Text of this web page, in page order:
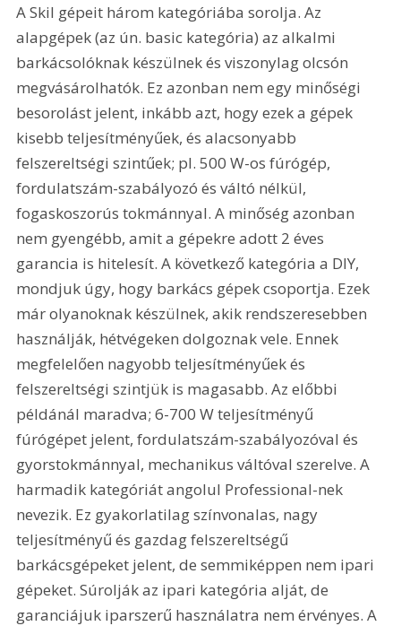
A Skil gépeit három kategóriába sorolja. Az
alapgépek (az ún. basic kategória) az alkalmi
barkácsolóknak készülnek és viszonylag olcsón
megvásárolhatók. Ez azonban nem egy minőségi
besorolást jelent, inkább azt, hogy ezek a gépek
kisebb teljesítményűek, és alacsonyabb
felszereltségi szintűek; pl. 500 W-os fúrógép,
fordulatszám-szabályozó és váltó nélkül,
fogaskoszorús tokmánnyal. A minőség azonban
nem gyengébb, amit a gépekre adott 2 éves
garancia is hitelesít. A következő kategória a DIY,
mondjuk úgy, hogy barkács gépek csoportja. Ezek
már olyanoknak készülnek, akik rendszeresebben
használják, hétvégeken dolgoznak vele. Ennek
megfelelően nagyobb teljesítményűek és
felszereltségi szintjük is magasabb. Az előbbi
példánál maradva; 6-700 W teljesítményű
fúrógépet jelent, fordulatszám-szabályozóval és
gyorstokmánnyal, mechanikus váltóval szerelve. A
harmadik kategóriát angolul Professional-nek
nevezik. Ez gyakorlatilag színvonalas, nagy
teljesítményű és gazdag felszereltségű
barkácsgépeket jelent, de semmiképpen nem ipari
gépeket. Súrolják az ipari kategória alját, de
garanciájuk iparszerű használatra nem érvényes. A